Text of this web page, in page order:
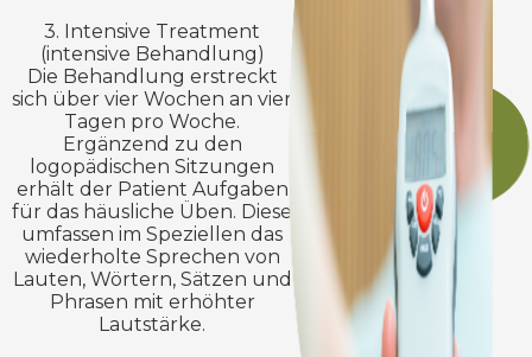
3. Intensive Treatment
(intensive Behandlung)
Die Behandlung erstreckt
sich über vier Wochen an vier
Tagen pro Woche.
Ergänzend zu den
logopädischen Sitzungen
erhält der Patient Aufgaben
für das häusliche Üben. Diese
umfassen im Speziellen das
wiederholte Sprechen von
Lauten, Wörtern, Sätzen und
Phrasen mit erhöhter
Lautstärke.